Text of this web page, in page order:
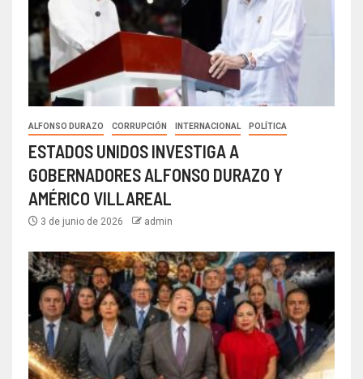
ALFONSO DURAZO CORRUPCIÓN INTERNACIONAL POLÍTICA
ESTADOS UNIDOS INVESTIGA A
GOBERNADORES ALFONSO DURAZO Y
AMÉRICO VILLAREAL
3 de junio de 2026 admin